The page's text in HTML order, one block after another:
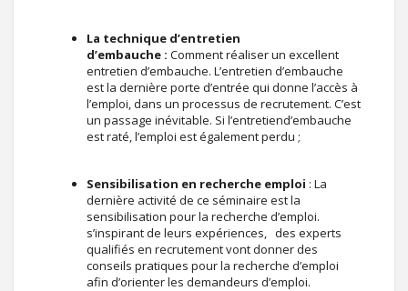
La technique d’entretien
d’embauche : Comment réaliser un excellent
entretien d’embauche. L’entretien d’embauche
est la dernière porte d’entrée qui donne l’accès à
l’emploi, dans un processus de recrutement. C’est
un passage inévitable. Si l’entretiend’embauche
est raté, l’emploi est également perdu ;
Sensibilisation en recherche emploi : La
dernière activité de ce séminaire est la
sensibilisation pour la recherche d’emploi.
s’inspirant de leurs expériences, des experts
qualifiés en recrutement vont donner des
conseils pratiques pour la recherche d’emploi
afin d’orienter les demandeurs d’emploi.